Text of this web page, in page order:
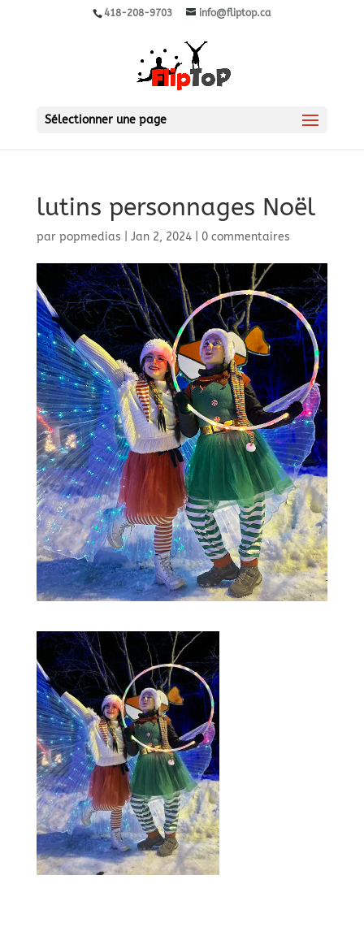
418-208-9703 info@fliptop.ca
Sélectionner une page
lutins personnages Noël
par popmedias Jan 2, 2024| 0 commentaires